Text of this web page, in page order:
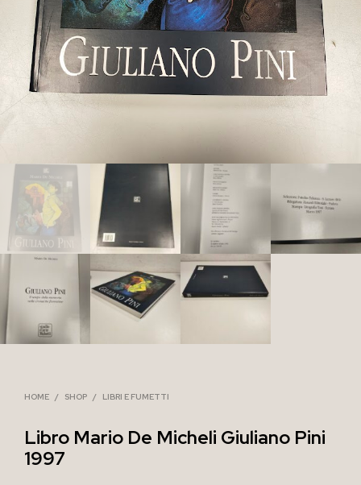
HOME / SHOP / LIBRI E FUMETTI
Libro Mario De Micheli Giuliano Pini
1997